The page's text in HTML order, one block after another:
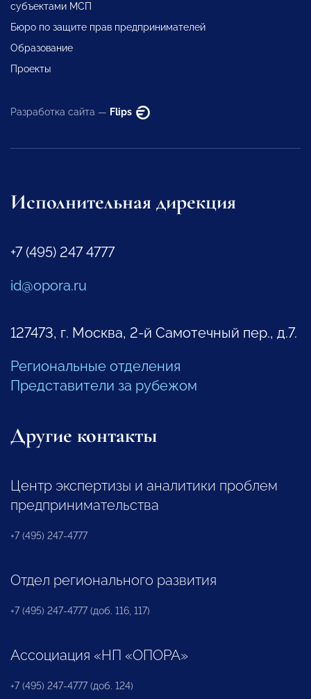
субъектами МСП
Бюро по защите прав предпринимателей
Образование
Проекты
Разработка сайта — Flips
Исполнительная дирекция
+7 (495) 247 4777
id@opora.ru
127473, г. Москва, 2-й Самотечный пер., д.7.
Региональные отделения
Представители за рубежом
Другие контакты
Центр экспертизы и аналитики проблем
предпринимательства
+7 (495) 247-4777
Отдел регионального развития
+7 (495) 247-4777 (доб. 116, 117)
Ассоциация «НП «ОПОРА»
+7 (495) 247-4777 (доб. 124)